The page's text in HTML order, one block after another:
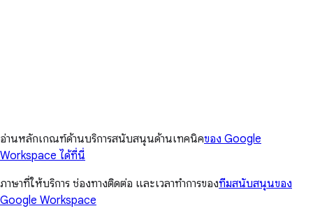
อ่านหลักเกณฑ์ด้านบริการสนับสนุนด้านเทคนิคของ Google
Workspace ได้ที่นี่
ภาษาที่ให้บริการ ช่องทางติดต่อ และเวลาทำการของทีมสนับสนุนของ
Google Workspace